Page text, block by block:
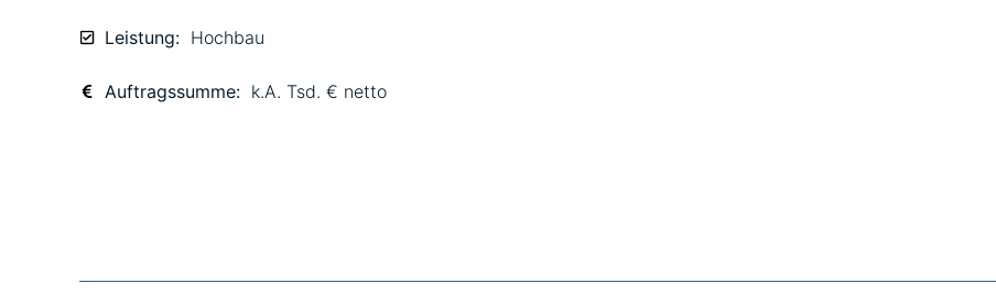
Leistung: Hochbau
Auftragssumme:k.A. Tsd. € netto